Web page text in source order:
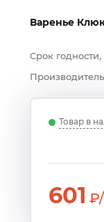
Варенье
Срок годности,
Товар в
601